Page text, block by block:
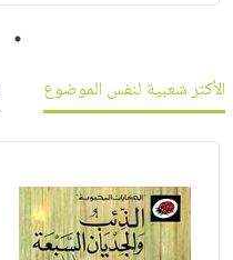
1
الأكثر شعبية لنفس الموضوع